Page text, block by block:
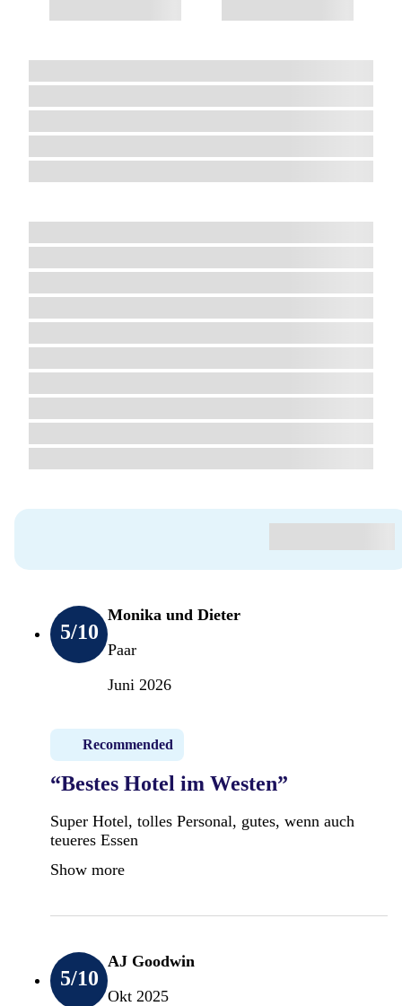
5/10
Monika und Dieter
Paar
Juni 2026
Recommended
“Bestes Hotel im Westen”
Super Hotel, tolles Personal, gutes, wenn auch
teueres Essen
Show more
5/10
AJ Goodwin
Okt 2025